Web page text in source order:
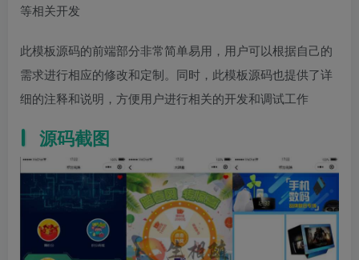
等相关开发
此模板源码的前端部分非常简单易用，用户可以根据自己的
需求进行相应的修改和定制。同时，此模板源码也提供了详
细的注释和说明，方便用户进行相关的开发和调试工作
源码截图